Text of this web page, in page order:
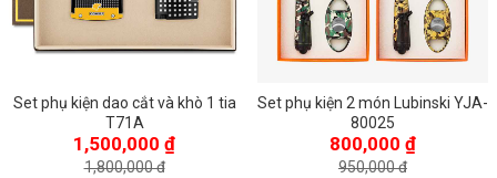
Set phụ kiện dao cắt và khò 1 tia
T71A
1,500,000 ₫
1,800,000 đ
Set phụ kiện 2 món Lubinski YJA-
80025
800,000 ₫
950,000 đ